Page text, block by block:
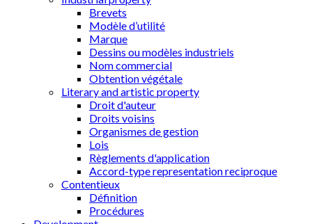
Brevets
Modèle d’utilité
Marque
Dessins ou modèles industriels
Nom commercial
Obtention végétale
Literary and artistic property
Droit d'auteur
Droits voisins
Organismes de gestion
Lois
Règlements d'application
Accord-type representation reciproque
Contentieux
Définition
Procédures